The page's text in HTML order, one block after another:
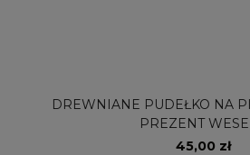
DREWNIANE PUDEŁKO NA
PREZENT
45,00 zł